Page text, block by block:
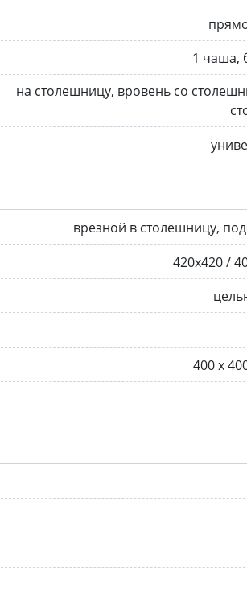
1 чаша,
на столешницу, вровень со
врезной в столешницу,
420х420 /
400 х